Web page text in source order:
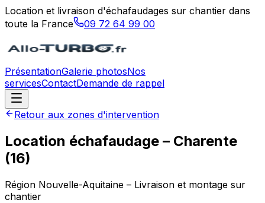
Location et livraison d'échafaudages sur chantier dans
toute la France
09 72 64 99 00
PrésentationGalerie photosNos
servicesContactDemande de rappel
Retour aux zones d'intervention
Location échafaudage – Charente
(16)
Région Nouvelle-Aquitaine – Livraison et montage sur
chantier